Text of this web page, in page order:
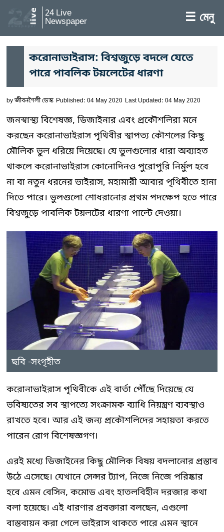
24 Live
Newspaper ☰ মেনু
করোনাভাইরাস: বিশ্বজুড়ে বদলে যেতে
পারে পাবলিক টয়লেটের ধারণা
byজীবনশৈলী ডেস্ক Published: 04 May 2020 Last Updated: 04 May 2020
জনস্বাস্থ্য বিশেষজ্ঞ, ডিজাইনার এবং প্রকৌশলিরা মনে
করছেন করোনাভাইরাস পৃথিবীর স্থাপত্য কৌশলের কিছু
মৌলিক ভুল ধরিয়ে দিয়েছে। যে ভুলগুলোর ধারা অব্যাহত
থাকলে করোনাভাইরাস কোনোদিনও পুরোপুরি নির্মুল হবে
না বা নতুন ধরনের ভাইরাস, মহামারী আবার পৃথিবীতে হানা
দিতে পারে। ভুলগুলো শোধরানোর প্রথম পদক্ষেপ হতে পারে
বিশ্বজুড়ে পাবলিক টয়লটের ধারণা পাল্টে দেওয়া।
ছবি -সংগৃহীত
করোনাভাইরাস পৃথিবীকে এই বার্তা পৌঁছে দিয়েছে যে
ভবিষ্যতের সব স্থাপত্যে সংক্রামক ব্যাধি নিয়ন্ত্রণ ব্যবস্থাও
রাখতে হবে। আর এই জন্য প্রকৌশলিদের সহায়তা করতে
পারেন রোগ বিশেষজ্ঞগণ।
এরই মধ্যে ডিজাইনের কিছু মৌলিক বিষয় বদলানোর প্রস্তাব
উঠে এসেছে। যেখানে সেন্সর ট্যাপ, নিজে নিজে পরিষ্কার
হবে এমন বেসিন, কমোড এবং হাতলবিহীন দরজার কথা
বলা হয়েছে। এই ধারণার প্রবক্তারা বলছেন, এগুলো
বাস্তবায়ন করা গেলে ভাইরাস থাকতে পারে এমন স্থানে